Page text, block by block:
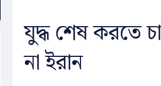
যুদ্ধ শেষ করতে
না ইরান